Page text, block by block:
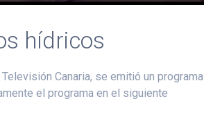
hídricos
Canaria, se emitió un programa
el programa en el siguiente